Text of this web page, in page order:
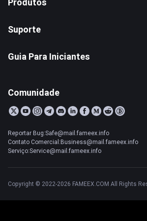
Produtos
Suporte
Guia Para Iniciantes
Comunidade
Reportar Bug:Safe@mail.fameex.info
Contato Comercial:Business@mail.fameex.info
Serviço:Service@mail.fameex.info
Copyright © 2022-2026 FAMEEX.COM All Rights